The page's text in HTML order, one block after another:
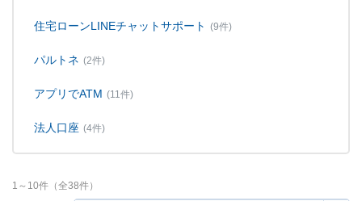
住宅ローンLINEチャットサポート (9件)
パルトネ (2件)
アプリでATM (11件)
法人口座 (4件)
1 ～ 10件（全38件）